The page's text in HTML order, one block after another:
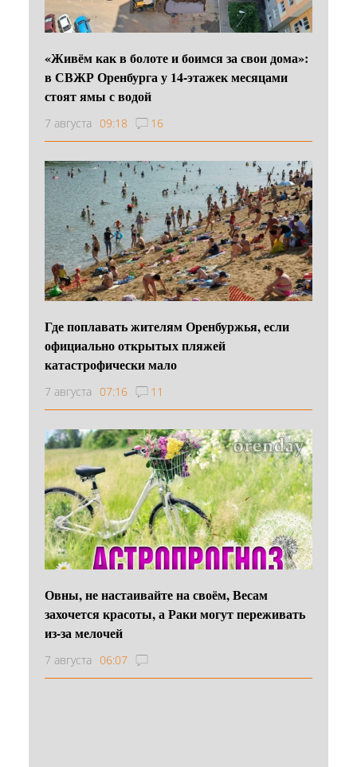
«Живём как в болоте и боимся за свои дома»:
в СВЖР Оренбурга у 14-этажек месяцами
стоят ямы с водой
7 августа 09:18 16
Где поплавать жителям Оренбуржья, если
официально открытых пляжей
катастрофически мало
7 августа 07:16 11
Овны, не настаивайте на своём, Весам
захочется красоты, а Раки могут переживать
из-за мелочей
7 августа 06:07